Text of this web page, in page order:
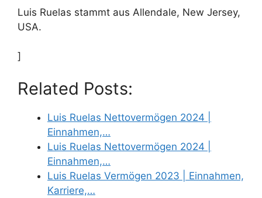
Luis Ruelas stammt aus Allendale, New Jersey,
USA.
]
Related Posts:
Luis Ruelas Nettovermögen 2024 |
Einnahmen,…
Luis Ruelas Nettovermögen 2024 |
Einnahmen,…
Luis Ruelas Vermögen 2023 | Einnahmen,
Karriere,…